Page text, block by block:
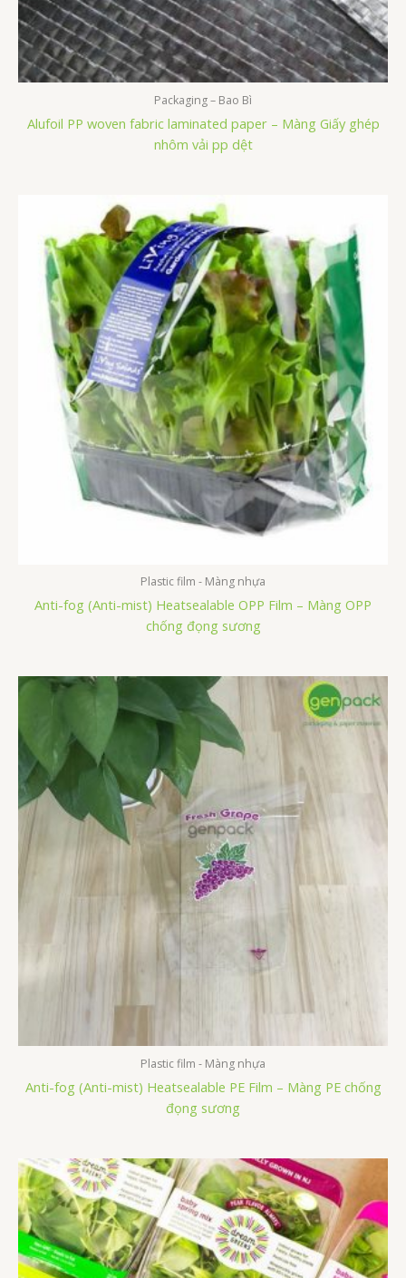
Packaging – Bao Bì
Alufoil PP woven fabric laminated paper – Màng Giấy ghép
nhôm vải pp dệt
Plastic film - Màng nhựa
Anti-fog (Anti-mist) Heatsealable OPP Film – Màng OPP
chống đọng sương
Plastic film - Màng nhựa
Anti-fog (Anti-mist) Heatsealable PE Film – Màng PE chống
đọng sương